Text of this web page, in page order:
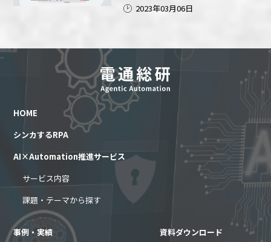
2023年03月06日
HOME
シンカするRPA
AI×Automation推進サービス
サービス内容
課題・テーマから探す
事例・実績 資料ダウンロード